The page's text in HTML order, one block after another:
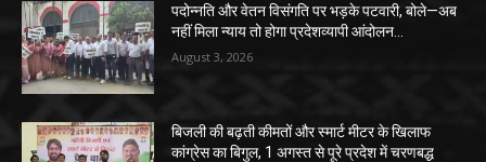
पदोन्नति और वेतन विसंगति पर भड़के पटवारी, बोले—अब
नहीं मिला न्याय तो होगा प्रदेशव्यापी आंदोलन…
August 3, 2026
बिजली की बढ़ती कीमतों और स्मार्ट मीटर के खिलाफ
कांग्रेस का बिगुल, 1 अगस्त से पूरे प्रदेश में चरणबद्ध